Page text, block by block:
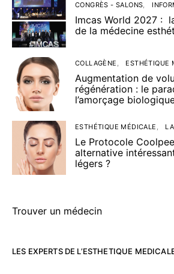
CONGRÈS - SALONS
Imcas World 2027 :
de la médecine
COLLAGÈNE ESTHÉTIQUE
Augmentation de
régénération : le
l’amorçage
ESTHÉTIQUE MÉDICALE
Le Protocole
alternative
légers ?
Trouver un médecin
LES EXPERTS DE L’ESTHETIQUE